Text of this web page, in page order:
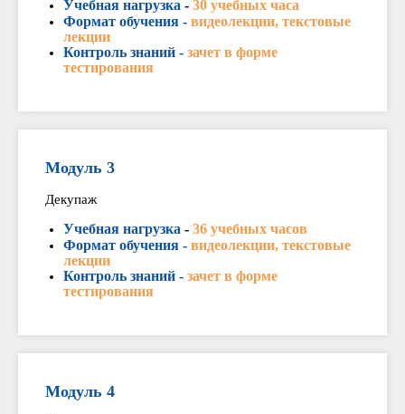
Учебная нагрузка - 30 учебных часа
Формат обучения - видеолекции, текстовые
лекции
Контроль знаний - зачет в форме
тестирования
Модуль 3
Декупаж
Учебная нагрузка - 36 учебных часов
Формат обучения - видеолекции, текстовые
лекции
Контроль знаний - зачет в форме
тестирования
Модуль 4